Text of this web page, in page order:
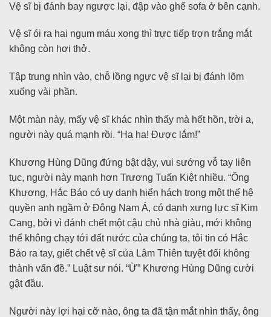
Vệ sĩ bị đánh bay ngược lại, đập vào ghế sofa ở bên cạnh.
Vệ sĩ ói ra hai ngụm máu xong thì trực tiếp trợn trắng mắt
không còn hơi thở.
Tập trung nhìn vào, chỗ lồng ngực vệ sĩ lại bị đánh lõm
xuống vài phần.
Một màn này, mấy vệ sĩ khác nhìn thấy mà hết hồn, trời a,
người này quá mạnh rồi. “Ha ha! Được lắm!”
Khương Hùng Dũng đứng bật dậy, vui sướng vỗ tay liên
tục, người này mạnh hơn Trương Tuấn Kiệt nhiều. “Ông
Khương, Hắc Báo có uy danh hiển hách trong một thế hệ
quyền anh ngầm ở Đông Nam Á, có danh xưng lực sĩ Kim
Cang, bởi vì đánh chết một cậu chủ nhà giàu, mới không
thể không chạy tới đất nước của chúng ta, tôi tin có Hắc
Báo ra tay, giết chết vệ sĩ của Lâm Thiên tuyệt đối không
thành vấn đề.” Luật sư nói. “Ừ” Khương Hùng Dũng cười
gật đầu.
Người này lợi hại cỡ nào, ông ta đã tận mắt nhìn thấy, ông